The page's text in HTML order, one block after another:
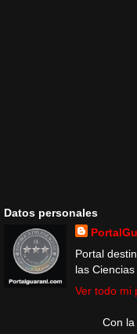
Datos personales
Portal
las
Ver todo mi
Con